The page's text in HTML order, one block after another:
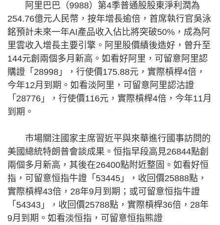
阿里巴巴（9988）第4季普通股股東淨利潤為
254.76億元人民幣，按年增長逾倍，首席執行官吳泳
銘預計未來一年AI產品收入佔比將突破50%，成為阿
里雲收入增長主要引擎。阿里股價績後造好，曾升至
144元創兩個多月新高。如看好阿里，可留意阿里認
購證「28998」，行使價175.88元，實際槓桿4倍，
今年12月到期。如看淡阿里，可留意阿里認沽證
「28776」，行使價116元，實際槓桿4倍，今年11月
到期。
市場關注國家主席習近平與來華進行國事訪問的
美國總統特朗普會談成果。恒指早段高見26844點創
兩個多月新高，其後在26400點附近整固。如看好恒
指，可留意恒指牛證「53445」，收回價25888點，
實際槓桿43倍，28年9月到期；或可留意恒指牛證
「54343」，收回價25788點，實際槓桿36倍，28年
9月到期。如看淡恒指，可留意恒指熊證